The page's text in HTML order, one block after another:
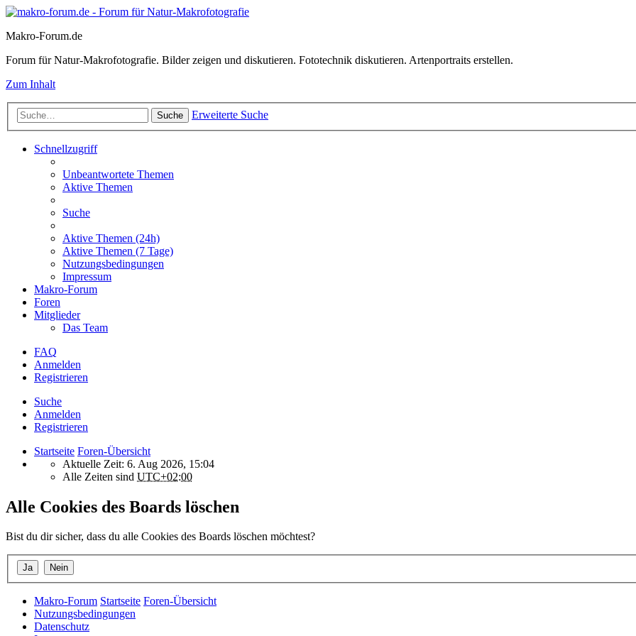
Makro-Forum.de
Forum für Natur-Makrofotografie. Bilder zeigen und diskutieren. Fototechnik diskutieren. Artenportraits erstellen.
Zum Inhalt
Suche Erweiterte Suche
Schnellzugriff
Unbeantwortete Themen
Aktive Themen
Suche
Aktive Themen (24h)
Aktive Themen (7 Tage)
Nutzungsbedingungen
Impressum
Makro-Forum
Foren
Mitglieder
Das Team
FAQ
Anmelden
Registrieren
Suche
Anmelden
Registrieren
Startseite Foren-Übersicht
Aktuelle Zeit: 6. Aug 2026, 15:04
Alle Zeiten sind UTC+02:00
Alle Cookies des Boards löschen
Bist du dir sicher, dass du alle Cookies des Boards löschen möchtest?
Makro-Forum Startseite Foren-Übersicht
Nutzungsbedingungen
Datenschutz